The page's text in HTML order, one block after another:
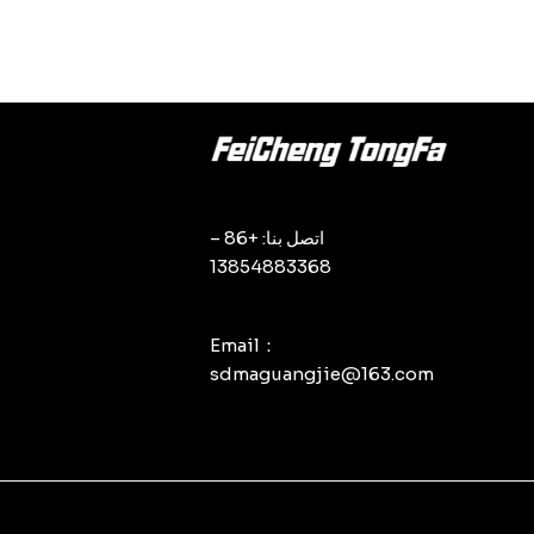
اتصل بنا: +86 –
13854883368
Email：
sdmaguangjie@163.com